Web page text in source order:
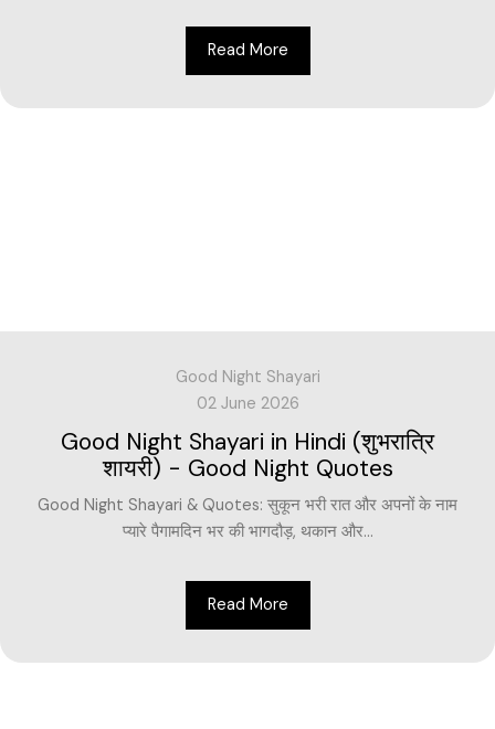
Read More
Good Night Shayari
02 June 2026
Good Night Shayari in Hindi (शुभरात्रि
शायरी) - Good Night Quotes
Good Night Shayari & Quotes: सुकून भरी रात और अपनों के नाम
प्यारे पैगामदिन भर की भागदौड़, थकान और...
Read More